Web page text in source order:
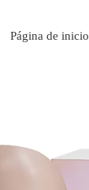
Página de inicio